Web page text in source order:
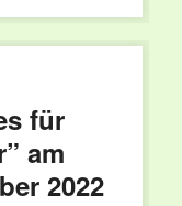
für
am
2022